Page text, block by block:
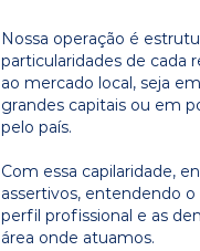
Nossa operação é
particularidades de cada
ao mercado local, seja
grandes capitais ou em
pelo país.
Com essa capilaridade,
assertivos, entendendo
perfil profissional e as
área onde atuamos.